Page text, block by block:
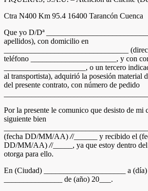
Ctra N400 Km 95.4 16400 Tarancón Cuenca
Que yo D/Dª
apellidos), con domicilio en
________________________________
teléfono ______________________, y con
_____________________, o un tercero
al transportista), adquirió la posesión material
del presente contrato, con número de pedido
Por la presente le comunico que desisto de mi
siguiente bien
(fecha DD/MM/AA)//______ y recibido el
DD/MM/AA)//_____, ya que estoy dentro
otorga para ello.
En (Ciudad) _____________________ a
_______________ de (año) 20___.